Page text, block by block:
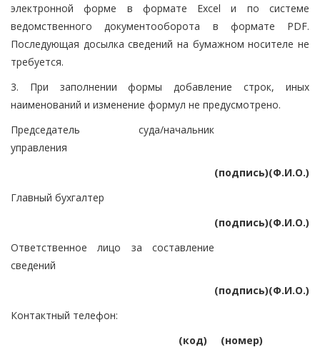
электронной форме в формате Excel и по системе
ведомственного документооборота в формате PDF.
Последующая досылка сведений на бумажном носителе не
требуется.
3. При заполнении формы добавление строк, иных
наименований и изменение формул не предусмотрено.
Председатель суда/начальник
управления
(подпись)(Ф.И.О.)
Главный бухгалтер
(подпись)(Ф.И.О.)
Ответственное лицо за составление
сведений
(подпись)(Ф.И.О.)
Контактный телефон:
(код)
(номер)